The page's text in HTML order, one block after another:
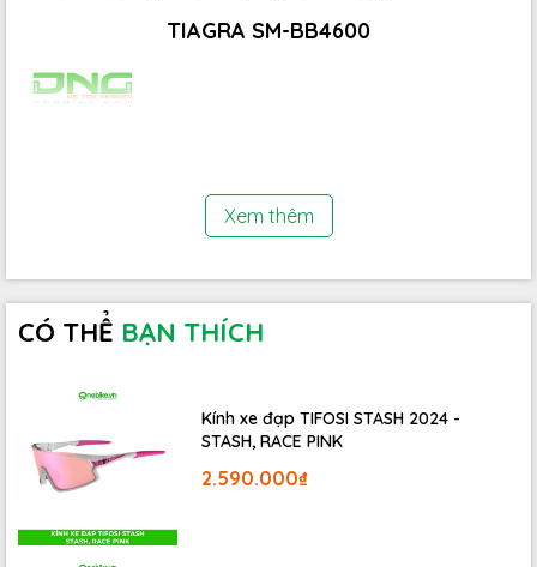
TIAGRA SM-BB4600
Xem thêm
CÓ THỂ BẠN THÍCH
Kính xe đạp TIFOSI STASH 2024 -
STASH, RACE PINK
2.590.000₫